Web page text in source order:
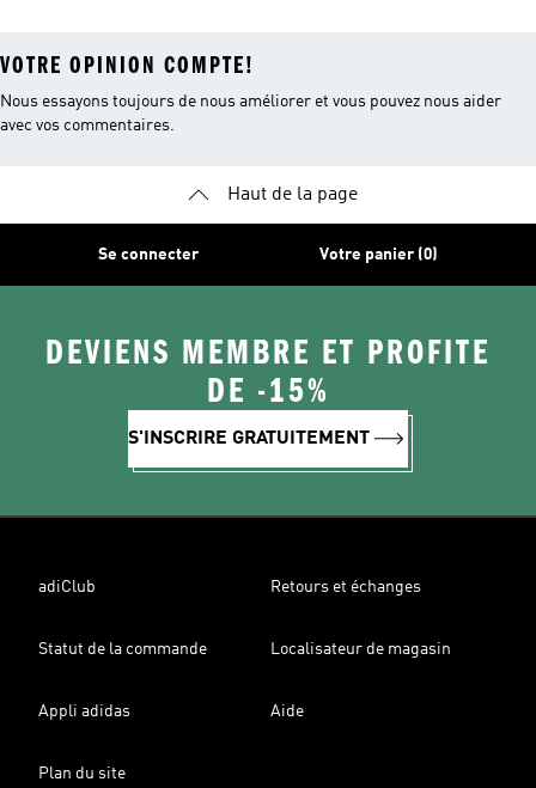
VOTRE OPINION COMPTE!
Nous essayons toujours de nous améliorer et vous pouvez nous aider
avec vos commentaires.
Haut de la page
Se connecter Votre panier (0)
DEVIENS MEMBRE ET PROFITE
DE -15%
S'INSCRIRE GRATUITEMENT
adiClub Retours et échanges
Statut de la commande Localisateur de magasin
Appli adidas Aide
Plan du site